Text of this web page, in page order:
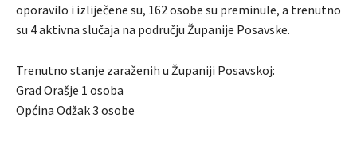
oporavilo i izliječene su, 162 osobe su preminule, a trenutno
su 4 aktivna slučaja na području Županije Posavske.
Trenutno stanje zaraženih u Županiji Posavskoj:
Grad Orašje 1 osoba
Općina Odžak 3 osobe